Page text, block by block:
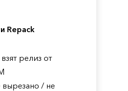
Repack
релиз от
вырезано / не